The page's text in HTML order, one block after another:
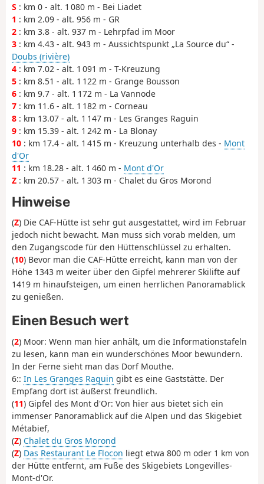
S : km 0 - alt. 1 080 m - Bei Liadet
1 : km 2.09 - alt. 956 m - GR
2 : km 3.8 - alt. 937 m - Lehrpfad im Moor
3 : km 4.43 - alt. 943 m - Aussichtspunkt „La Source du“ -
Doubs (rivière)
4 : km 7.02 - alt. 1 091 m - T-Kreuzung
5 : km 8.51 - alt. 1 122 m - Grange Bousson
6 : km 9.7 - alt. 1 172 m - La Vannode
7 : km 11.6 - alt. 1 182 m - Corneau
8 : km 13.07 - alt. 1 147 m - Les Granges Raguin
9 : km 15.39 - alt. 1 242 m - La Blonay
10 : km 17.4 - alt. 1 415 m - Kreuzung unterhalb des - Mont
d'Or
11 : km 18.28 - alt. 1 460 m - Mont d'Or
Z : km 20.57 - alt. 1 303 m - Chalet du Gros Morond
Hinweise
(Z) Die CAF-Hütte ist sehr gut ausgestattet, wird im Februar
jedoch nicht bewacht. Man muss sich vorab melden, um
den Zugangscode für den Hüttenschlüssel zu erhalten.
(10) Bevor man die CAF-Hütte erreicht, kann man von der
Höhe 1343 m weiter über den Gipfel mehrerer Skilifte auf
1419 m hinaufsteigen, um einen herrlichen Panoramablick
zu genießen.
Einen Besuch wert
(2) Moor: Wenn man hier anhält, um die Informationstafeln
zu lesen, kann man ein wunderschönes Moor bewundern.
In der Ferne sieht man das Dorf Mouthe.
6:: In Les Granges Raguin gibt es eine Gaststätte. Der
Empfang dort ist äußerst freundlich.
(11) Gipfel des Mont d'Or: Von hier aus bietet sich ein
immenser Panoramablick auf die Alpen und das Skigebiet
Métabief,
(Z) Chalet du Gros Morond
(Z) Das Restaurant Le Flocon liegt etwa 800 m oder 1 km von
der Hütte entfernt, am Fuße des Skigebiets Longevilles-
Mont-d'Or.